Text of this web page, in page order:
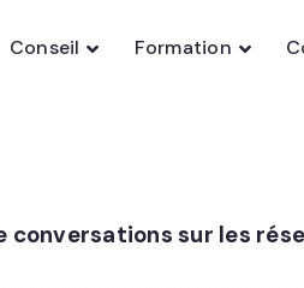
Conseil Formation
sur les